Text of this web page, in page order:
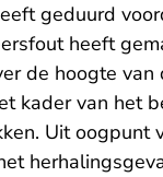
geduurd
heeft
de hoogte
kader van het
Uit